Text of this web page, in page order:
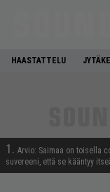
HAASTATTELU
1. Arvio: Saimaa on toisella
suvereeni, että se kääntyy